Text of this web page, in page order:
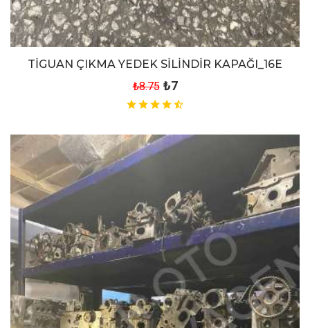
TİGUAN ÇIKMA YEDEK SİLİNDİR KAPAĞI_16E
₺8.75 ₺7